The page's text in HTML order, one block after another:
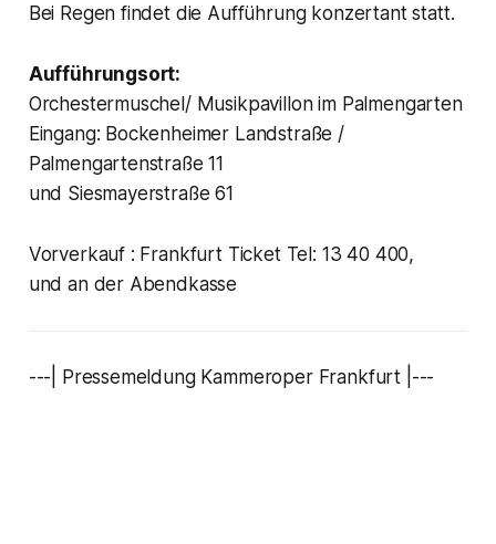
Bei Regen findet die Aufführung konzertant statt.
Aufführungsort:
Orchestermuschel/ Musikpavillon im Palmengarten
Eingang: Bockenheimer Landstraße /
Palmengartenstraße 11
und Siesmayerstraße 61
Vorverkauf : Frankfurt Ticket Tel: 13 40 400,
und an der Abendkasse
---| Pressemeldung Kammeroper Frankfurt |---